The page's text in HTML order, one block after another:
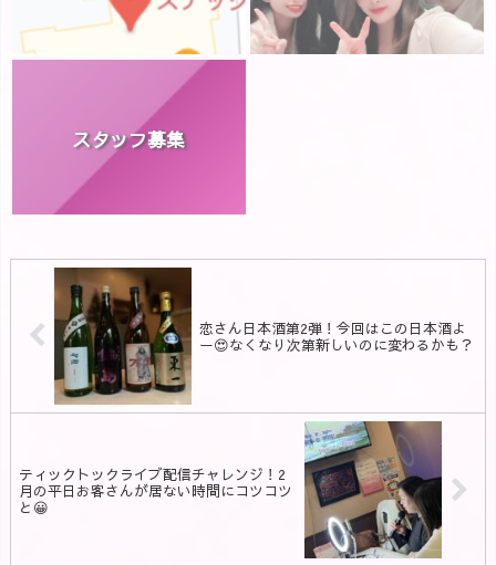
スタッフ募集
恋さん日本酒第2弾！今回はこの日本酒よ
ー😍なくなり次第新しいのに変わるかも？
ティックトックライブ配信チャレンジ！2
月の平日お客さんが居ない時間にコツコツ
と😀